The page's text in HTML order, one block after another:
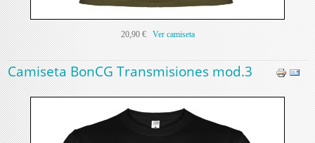
20,90 € Ver camiseta
Camiseta BonCG Transmisiones mod.3